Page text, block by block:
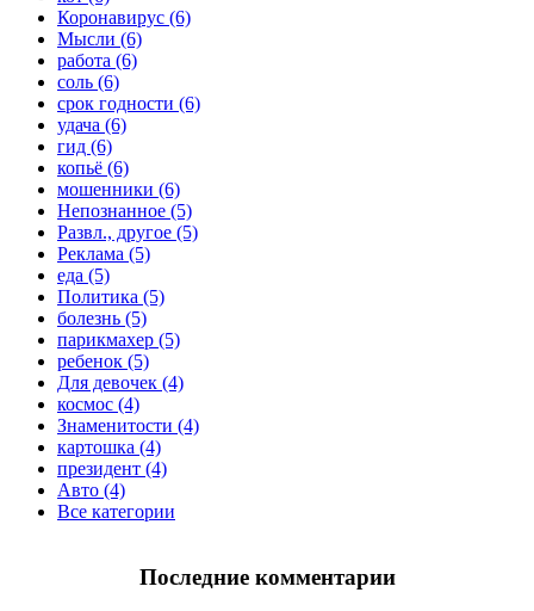
Коронавирус (6)
Мысли (6)
работа (6)
соль (6)
срок годности (6)
удача (6)
гид (6)
копьё (6)
мошенники (6)
Непознанное (5)
Развл., другое (5)
Реклама (5)
еда (5)
Политика (5)
болезнь (5)
парикмахер (5)
ребенок (5)
Для девочек (4)
космос (4)
Знаменитости (4)
картошка (4)
президент (4)
Авто (4)
Все категории
Последние комментарии